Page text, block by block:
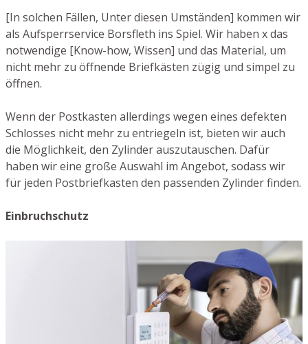
[In solchen Fällen, Unter diesen Umständen] kommen wir
als Aufsperrservice Borsfleth ins Spiel. Wir haben x das
notwendige [Know-how, Wissen] und das Material, um
nicht mehr zu öffnende Briefkästen zügig und simpel zu
öffnen.
Wenn der Postkasten allerdings wegen eines defekten
Schlosses nicht mehr zu entriegeln ist, bieten wir auch
die Möglichkeit, den Zylinder auszutauschen. Dafür
haben wir eine große Auswahl im Angebot, sodass wir
für jeden Postbriefkasten den passenden Zylinder finden.
Einbruchschutz